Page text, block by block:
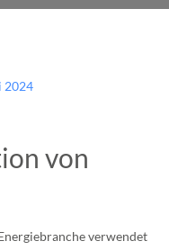
2024
von
verwendet